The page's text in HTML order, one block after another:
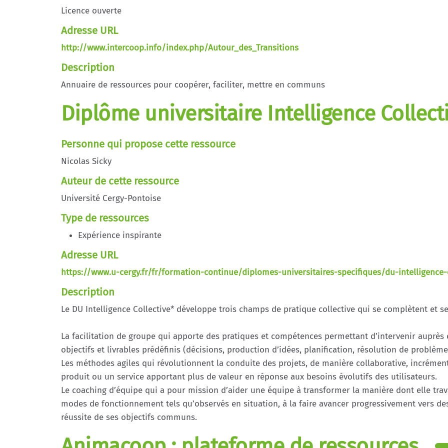
Licence ouverte
Adresse URL
http://www.intercoop.info/index.php/Autour_des_Transitions
Description
Annuaire de ressources pour coopérer, faciliter, mettre en communs
Diplôme universitaire Intelligence
Personne qui propose cette ressource
Nicolas Sicky
Auteur de cette ressource
Université Cergy-Pontoise
Type de ressources
Expérience inspirante
Adresse URL
https://www.u-cergy.fr/fr/formation-continue/diplomes-universitaires-specifiques/du-
Description
Le DU Intelligence Collective* développe trois champs de pratique collective qui se complètent et
La facilitation de groupe qui apporte des pratiques et compétences permettant d’intervenir
objectifs et livrables prédéfinis (décisions, production d’idées, planification, résolution de
Les méthodes agiles qui révolutionnent la conduite des projets, de manière collaborative,
produit ou un service apportant plus de valeur en réponse aux besoins évolutifs des utilisateurs.
Le coaching d’équipe qui a pour mission d’aider une équipe à transformer la manière dont elle
modes de fonctionnement tels qu’observés en situation, à la faire avancer progressivement vers
réussite de ses objectifs communs.